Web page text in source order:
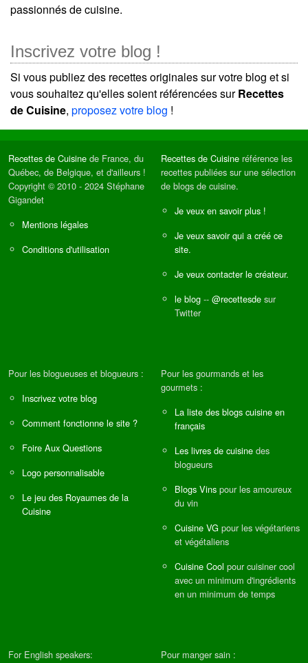
passionnés de cuisine.
Inscrivez votre blog !
Si vous publiez des recettes originales sur votre blog et si
vous souhaitez qu'elles soient référencées surRecettes
de Cuisine, proposez votre blog !
Recettes de Cuisine de France, du
Québec, de Belgique, et d'ailleurs !
Copyright © 2010 - 2024 Stéphane
Gigandet
Mentions légales
Conditions d'utilisation
Recettes de Cuisine référence les
recettes publiées sur une sélection
de blogs de cuisine.
Je veux en savoir plus !
Je veux savoir qui a créé ce
site.
Je veux contacter le créateur.
le blog -- @recettesde sur
Twitter
Pour les blogueuses et blogueurs :
Inscrivez votre blog
Comment fonctionne le site ?
Foire Aux Questions
Logo personnalisable
Le jeu des Royaumes de la
Cuisine
Pour les gourmands et les
gourmets :
La liste des blogs cuisine en
français
Les livres de cuisine des
blogueurs
Blogs Vins pour les amoureux
du vin
Cuisine VG pour les végétariens
et végétaliens
Cuisine Cool pour cuisiner cool
avec un minimum d'ingrédients
en un minimum de temps
For English speakers: Pour manger sain :